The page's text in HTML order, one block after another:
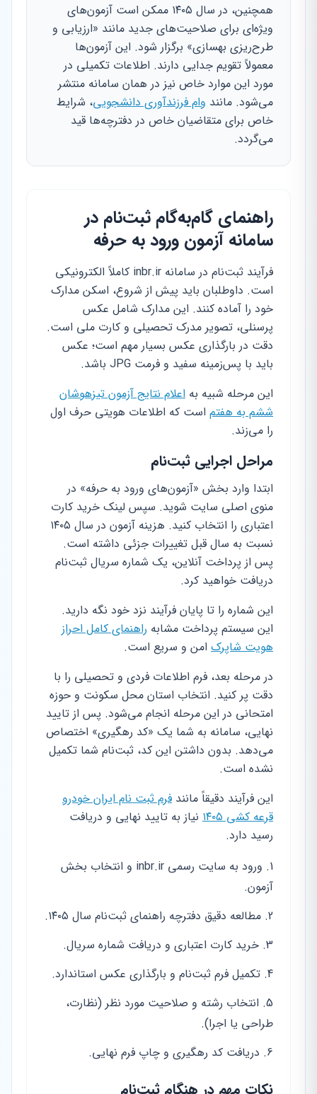
همچنین، در سال ۱۴۰۵ ممکن است آزمون‌های
ویژه‌ای برای صلاحیت‌های جدید مانند «ارزیابی و
طرح‌ریزی بهسازی» برگزار شود. این آزمون‌ها
معمولاً تقویم جدایی دارند. اطلاعات تکمیلی در
مورد این موارد خاص نیز در همان سامانه منتشر
می‌شود. مانند وام فرزندآوری دانشجویی، شرایط
خاص برای متقاضیان خاص در دفترچه‌ها قید
می‌گردد.
راهنمای گام‌به‌گام ثبت‌نام در
سامانه آزمون ورود به حرفه
فرآیند ثبت‌نام در سامانه inbr.ir کاملاً الکترونیکی
است. داوطلبان باید پیش از شروع، اسکن مدارک
خود را آماده کنند. این مدارک شامل عکس
پرسنلی، تصویر مدرک تحصیلی و کارت ملی است.
دقت در بارگذاری عکس بسیار مهم است؛ عکس
باید با پس‌زمینه سفید و فرمت JPG باشد.
این مرحله شبیه به اعلام نتایج آزمون تیزهوشان
ششم به هفتم است که اطلاعات هویتی حرف اول
را می‌زند.
مراحل اجرایی ثبت‌نام
ابتدا وارد بخش «آزمون‌های ورود به حرفه» در
منوی اصلی سایت شوید. سپس لینک خرید کارت
اعتباری را انتخاب کنید. هزینه آزمون در سال ۱۴۰۵
نسبت به سال قبل تغییرات جزئی داشته است.
پس از پرداخت آنلاین، یک شماره سریال ثبت‌نام
دریافت خواهید کرد.
این شماره را تا پایان فرآیند نزد خود نگه دارید.
این سیستم پرداخت مشابه راهنمای کامل احراز
هویت شاپرک امن و سریع است.
در مرحله بعد، فرم اطلاعات فردی و تحصیلی را با
دقت پر کنید. انتخاب استان محل سکونت و حوزه
امتحانی در این مرحله انجام می‌شود. پس از تایید
نهایی، سامانه به شما یک «کد رهگیری» اختصاص
می‌دهد. بدون داشتن این کد، ثبت‌نام شما تکمیل
نشده است.
این فرآیند دقیقاً مانند فرم ثبت نام ایران خودرو
قرعه کشی ۱۴۰۵
نیاز به تایید نهایی و دریافت
رسید دارد.
ورود به سایت رسمی inbr.ir و انتخاب بخش
آزمون.
مطالعه دقیق دفترچه راهنمای ثبت‌نام سال ۱۴۰۵.
خرید کارت اعتباری و دریافت شماره سریال.
تکمیل فرم ثبت‌نام و بارگذاری عکس استاندارد.
انتخاب رشته و صلاحیت مورد نظر (نظارت،
طراحی یا اجرا).
دریافت کد رهگیری و چاپ فرم نهایی.
نکات مهم در هنگام ثبت‌نام